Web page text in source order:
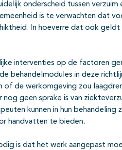
onderscheid tussen
is te verwachten dat
In hoeverre dat ook
interventies op de factoren
behandelmodules in deze
of de werkomgeving zou
nog geen sprake is van
kunnen in hun behandeling
handvatten te bieden.
is dat het werk aangepast